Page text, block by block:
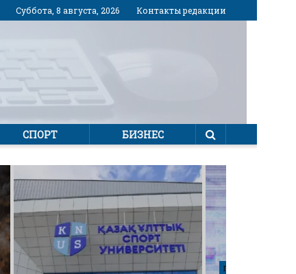
Суббота, 8 августа, 2026 Контакты редакции
СПОРТ БИЗНЕС
ПОЛИТИКА